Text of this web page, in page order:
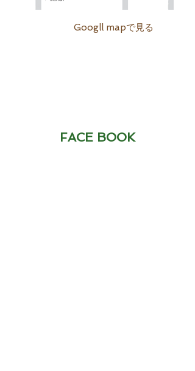
Googll mapで見る
FACE BOOK